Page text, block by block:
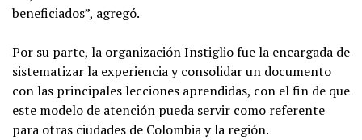
beneficiados”, agregó.
Por su parte, la organización Instiglio fue la encargada de
sistematizar la experiencia y consolidar un documento
con las principales lecciones aprendidas, con el fin de que
este modelo de atención pueda servir como referente
para otras ciudades de Colombia y la región.